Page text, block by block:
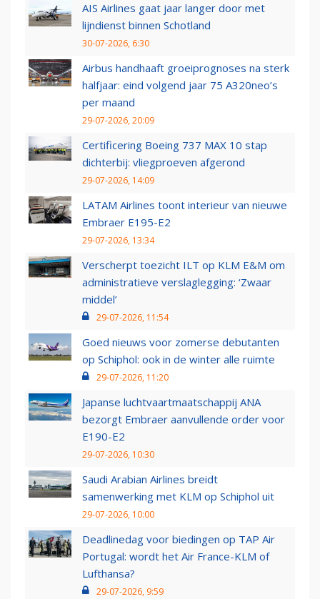
AIS Airlines gaat jaar langer door met
lijndienst binnen Schotland
30-07-2026, 6:30
Airbus handhaaft groeiprognoses na sterk
halfjaar: eind volgend jaar 75 A320neo’s
per maand
29-07-2026, 20:09
Certificering Boeing 737 MAX 10 stap
dichterbij: vliegproeven afgerond
29-07-2026, 14:09
LATAM Airlines toont interieur van nieuwe
Embraer E195-E2
29-07-2026, 13:34
Verscherpt toezicht ILT op KLM E&M om
administratieve verslaglegging: ‘Zwaar
middel’
29-07-2026, 11:54
Goed nieuws voor zomerse debutanten
op Schiphol: ook in de winter alle ruimte
29-07-2026, 11:20
Japanse luchtvaartmaatschappij ANA
bezorgt Embraer aanvullende order voor
E190-E2
29-07-2026, 10:30
Saudi Arabian Airlines breidt
samenwerking met KLM op Schiphol uit
29-07-2026, 10:00
Deadlinedag voor biedingen op TAP Air
Portugal: wordt het Air France-KLM of
Lufthansa?
29-07-2026, 9:59